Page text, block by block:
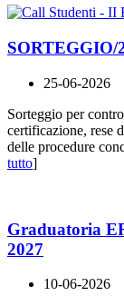
SORTEGGIO/
25-06-2026
Sorteggio per
certificazione, rese
delle procedure
tutto]
Graduatoria
2027
10-06-2026